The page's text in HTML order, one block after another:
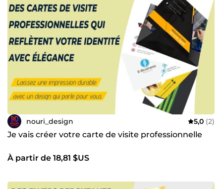
partie de mon temps à explorer de nouvelles techniques
et à rester à l'affût des tendances actuelles en matière de
design graphique. Pour commander mes services, veuillez
simplement me contacter et me faire part de vos besoins.
Je m'engage à traduire vos idées en une création
impeccable, sur mesure et parfaitement adaptée à vos
nouri_design 5,0 (2)
Je vais créer votre carte de visite professionnelle
À partir de 18,81 $US